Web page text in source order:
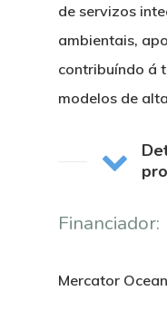
de servizos
ambientais,
contribuíndo á
modelos de
Financiador:
Mercator